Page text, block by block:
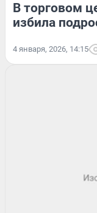
В торговом
избила
4 января, 2026, 14:15